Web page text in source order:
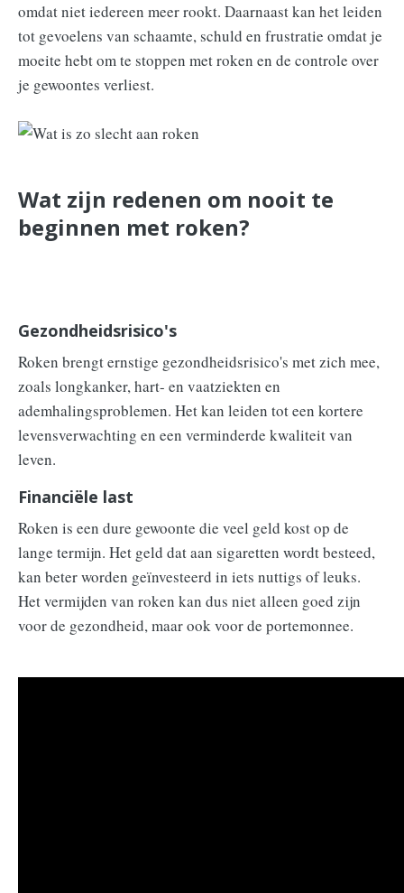
omdat niet iedereen meer rookt. Daarnaast kan het leiden
tot gevoelens van schaamte, schuld en frustratie omdat je
moeite hebt om te stoppen met roken en de controle over
je gewoontes verliest.
Wat zijn redenen om nooit te
beginnen met roken?
Gezondheidsrisico's
Roken brengt ernstige gezondheidsrisico's met zich mee,
zoals longkanker, hart- en vaatziekten en
ademhalingsproblemen. Het kan leiden tot een kortere
levensverwachting en een verminderde kwaliteit van
leven.
Financiële last
Roken is een dure gewoonte die veel geld kost op de
lange termijn. Het geld dat aan sigaretten wordt besteed,
kan beter worden geïnvesteerd in iets nuttigs of leuks.
Het vermijden van roken kan dus niet alleen goed zijn
voor de gezondheid, maar ook voor de portemonnee.